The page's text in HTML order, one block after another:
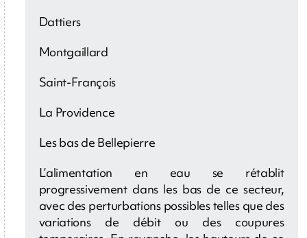
Dattiers
Montgaillard
Saint-François
La Providence
Les bas de Bellepierre
L’alimentation en eau se rétablit
progressivement dans les bas de ce secteur,
avec des perturbations possibles telles que des
variations de débit ou des coupures